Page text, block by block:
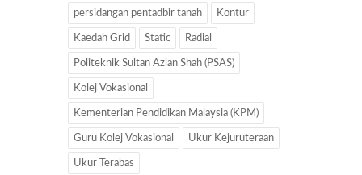
persidangan pentadbir tanah Kontur
Kaedah Grid Static Radial
Politeknik Sultan Azlan Shah (PSAS)
Kolej Vokasional
Kementerian Pendidikan Malaysia (KPM)
Guru Kolej Vokasional Ukur Kejuruteraan
Ukur Terabas